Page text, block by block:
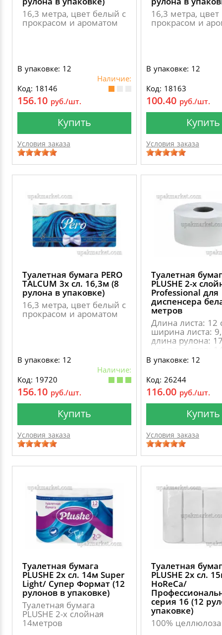
16,3 метра, цвет белый с
прокрасом и ароматом
В упаковке: 12
Наличие:
Код: 18146
156.10 руб./шт.
Купить
Условия заказа
16,3 метра,
прокрасом и
В упаковке: 12
Код: 18163
100.40 руб./шт.
Купить
Условия заказа
Туалетная бумага PERO
TALCUM 3х сл. 16,3м (8
рулона в упаковке)
16,3 метра, цвет белый с
прокрасом и ароматом
В упаковке: 12
Наличие:
Код: 19720
156.10 руб./шт.
Купить
Условия заказа
Туалетная
PLUSHE 2-х
Professional для
диспенсера
метров
Длина листа: 12
ширина листа:
длина рулона:
кол-во листов:
диаметр
диаметр
мм.,
система:Т2,
изготовлена из
целлюлозы.
В упаковке: 12
Код: 26244
116.00 руб./шт.
Купить
Условия заказа
Туалетная бумага
PLUSHE 2х сл. 14м Super
Light/ Супер Формат (12
рулонов в упаковке)
Туалетная бумага
PLUSHE 2-х слойная
14метров
Туалетная
PLUSHE 2х сл.
HoReCa/
серия 16 (12
упаковке)
100% целлюлоза